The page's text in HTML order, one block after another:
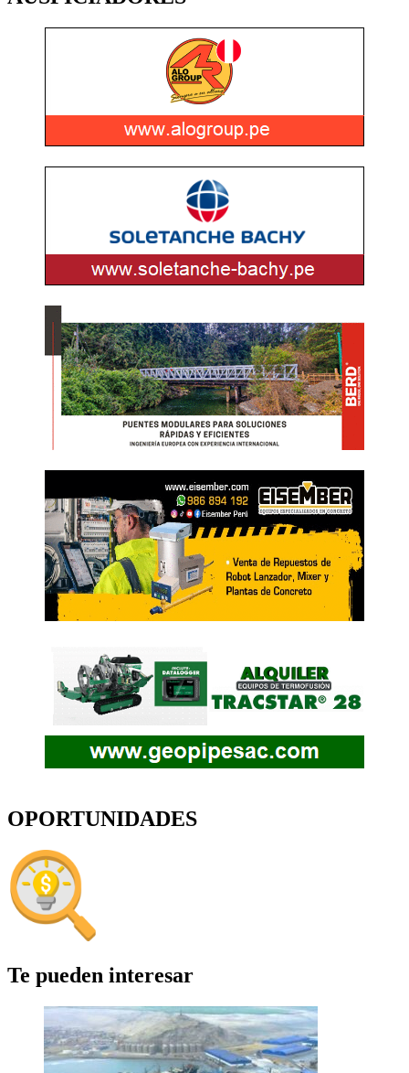
OPORTUNIDADES
Te pueden interesar